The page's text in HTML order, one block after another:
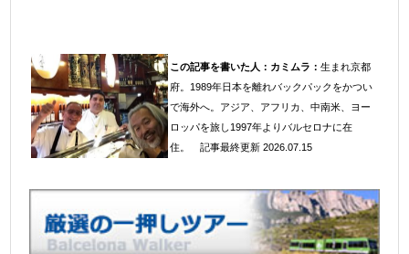
この記事を書いた人： カミムラ：生まれ京都
府。1989年日本を離れバックパックをかつい
で海外へ。アジア、アフリカ、中南米、ヨー
ロッパを旅し1997年よりバルセロナに在
住。記事最終更新 2026.07.15